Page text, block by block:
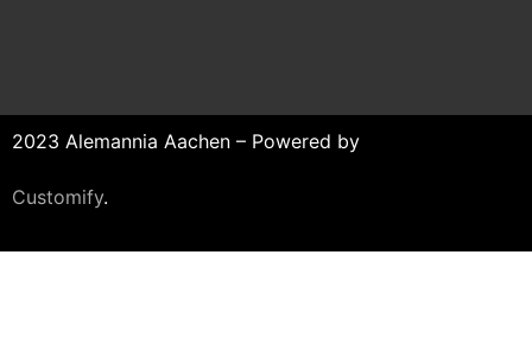
2023 Alemannia Aachen – Powered by
Customify.